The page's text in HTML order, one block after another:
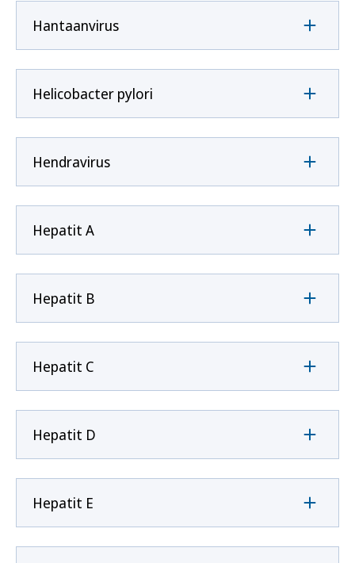
Hantaanvirus
Helicobacter pylori
Hendravirus
Hepatit A
Hepatit B
Hepatit C
Hepatit D
Hepatit E